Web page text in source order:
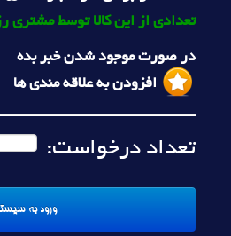
تعدادی از این کالا توسط
در صورت موجود شدن خبر بده
افزودن به علاقه مندی ها
تعداد درخواست: